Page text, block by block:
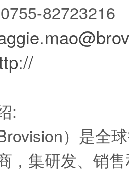
0755-82723216
:
）是全
，集研发、销